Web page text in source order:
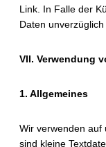
Link. In Falle der
Daten unverzüglich
VII. Verwendung
1. Allgemeines
Wir verwenden auf
sind kleine